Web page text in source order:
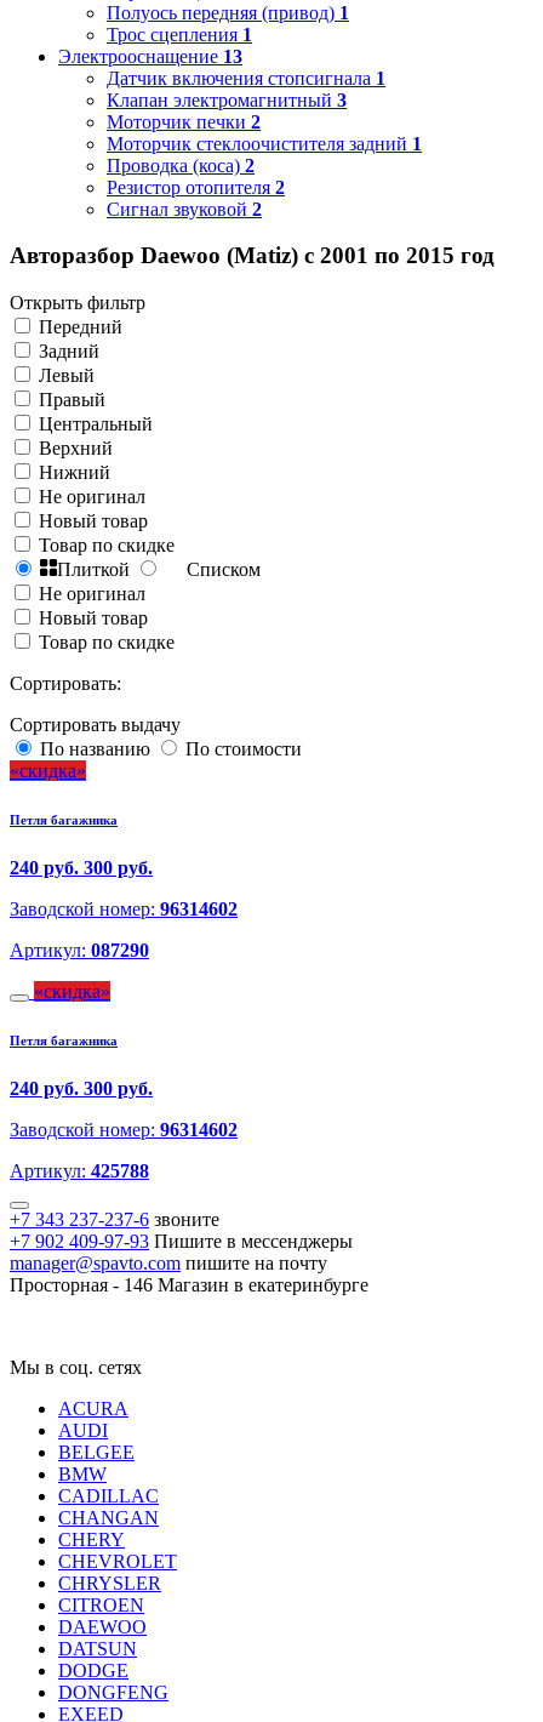
Полуось передняя (привод) 1
Трос сцепления 1
Электрооснащение 13
Датчик включения стопсигнала 1
Клапан электромагнитный 3
Моторчик печки 2
Моторчик стеклоочистителя задний 1
Проводка (коса) 2
Резистор отопителя 2
Сигнал звуковой 2
Авторазбор Daewoo (Matiz) с 2001 по 2015 год
Открыть фильтр
Передний
Задний
Левый
Правый
Центральный
Верхний
Нижний
Не оригинал
Новый товар
Товар по скидке
Плиткой
Списком
Не оригинал
Новый товар
Товар по скидке
Сортировать:
Сортировать выдачу
По названию
По стоимости
скидка
Петля багажника
240 руб. 300 руб.
Заводской номер: 96314602
Артикул: 087290
скидка
Петля багажника
240 руб. 300 руб.
Заводской номер: 96314602
Артикул: 425788
+7 343 237-237-6 звоните
+7 902 409-97-93 Пишите в мессенджеры
manager@spavto.com пишите на почту
Просторная - 146 Магазин в екатеринбурге
Мы в соц. сетях
ACURA
AUDI
BELGEE
BMW
CADILLAC
CHANGAN
CHERY
CHEVROLET
CHRYSLER
CITROEN
DAEWOO
DATSUN
DODGE
DONGFENG
EXEED